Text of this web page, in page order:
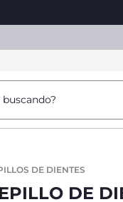
buscando?
DE DIENTES
DE